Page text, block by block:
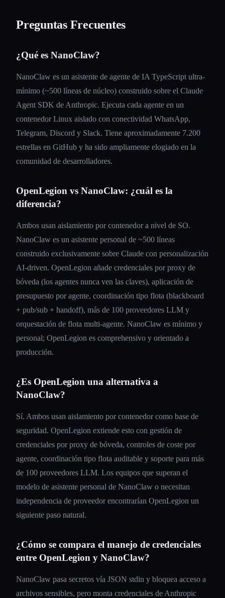
Preguntas Frecuentes
¿Qué es NanoClaw?
NanoClaw es un asistente de agente de IA TypeScript ultra-
mínimo (~500 líneas de núcleo) construido sobre el Claude
Agent SDK de Anthropic. Ejecuta cada agente en un
contenedor Linux aislado con conectividad WhatsApp,
Telegram, Discord y Slack. Tiene aproximadamente 7.200
estrellas en GitHub y ha sido ampliamente elogiado en la
comunidad de desarrolladores.
OpenLegion vs NanoClaw: ¿cuál es la
diferencia?
Ambos usan aislamiento por contenedor a nivel de SO.
NanoClaw es un asistente personal de ~500 líneas
construido exclusivamente sobre Claude con personalización
AI-driven. OpenLegion añade credenciales por proxy de
bóveda (los agentes nunca ven las claves), aplicación de
presupuesto por agente, coordinación tipo flota (blackboard
+ pub/sub + handoff), más de 100 proveedores LLM y
orquestación de flota multi-agente. NanoClaw es mínimo y
personal; OpenLegion es comprehensivo y orientado a
producción.
¿Es OpenLegion una alternativa a
NanoClaw?
Sí. Ambos usan aislamiento por contenedor como base de
seguridad. OpenLegion extiende esto con gestión de
credenciales por proxy de bóveda, controles de coste por
agente, coordinación tipo flota auditable y soporte para más
de 100 proveedores LLM. Los equipos que superan el
modelo de asistente personal de NanoClaw o necesitan
independencia de proveedor encontrarían OpenLegion un
siguiente paso natural.
¿Cómo se compara el manejo de credenciales
entre OpenLegion y NanoClaw?
NanoClaw pasa secretos vía JSON stdin y bloquea acceso a
archivos sensibles, pero monta credenciales de Anthropic